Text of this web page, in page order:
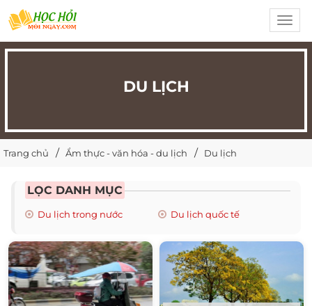
DU LỊCH
Trang chủ Ẩm thực - văn hóa - du lịch Du lịch
LỌC DANH MỤC
Du lịch trong nước Du lịch quốc tế